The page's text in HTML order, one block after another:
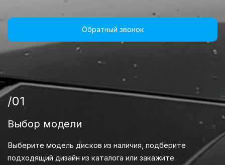
Обратный звонок
/01
Выбор модели
Выберите модель дисков из наличия, подберите
подходящий дизайн из каталога или закажите